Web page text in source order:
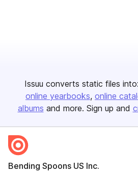
Issuu converts static files into:
online yearbooks online
albums and more. Sign up and
Bending Spoons US Inc.